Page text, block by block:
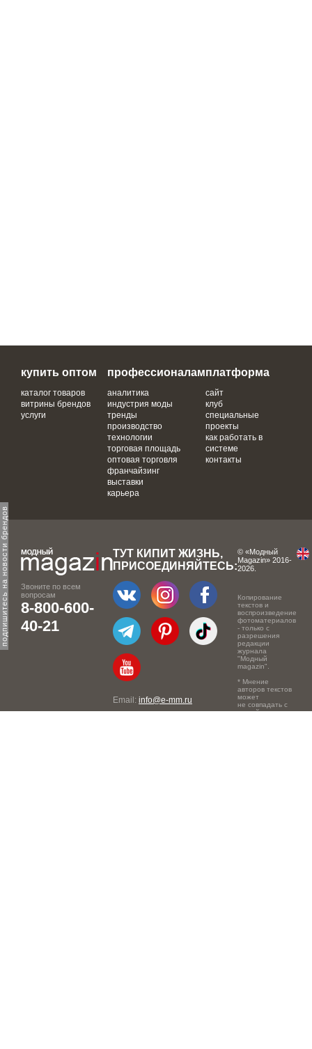
подпишитесь на новости брендов
купить оптом
каталог товаров
витрины брендов
услуги
профессионалам
аналитика
индустрия моды
тренды
производство
технологии
торговая площадь
оптовая торговля
франчайзинг
выставки
карьера
платформа
сайт
клуб
специальные
проекты
как работать в
системе
контакты
Звоните по всем
вопросам
8-800-600-
40-21
ТУТ КИПИТ ЖИЗНЬ,
ПРИСОЕДИНЯЙТЕСЬ:
Email: info@e-mm.ru
© «Модный
Magazin» 2016-
2026.
Копирование
текстов и
воспроизведение
фотоматериалов
- только с
разрешения
редакции
журнала
"Модный
magazin".
* Мнение
авторов текстов
может
не совпадать с
точкой зрения